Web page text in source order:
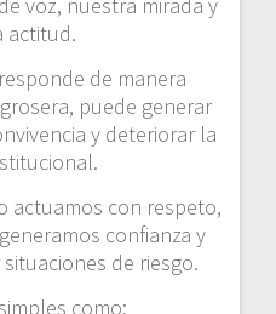
voz, nuestra mirada y
actitud.
de manera
puede generar
y deteriorar la
actuamos con respeto,
confianza y
de riesgo.
como: